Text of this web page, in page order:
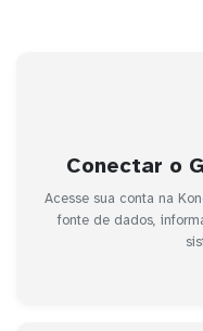
Conectar o
Acesse sua conta na
fonte de dados,